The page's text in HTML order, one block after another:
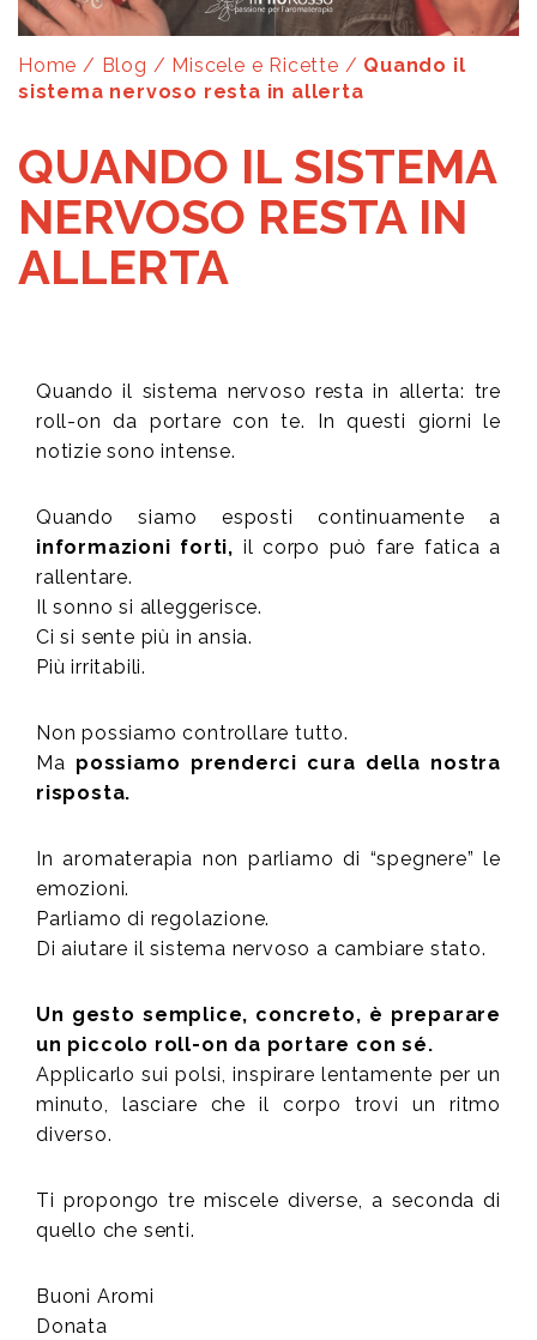
Home / Blog / Miscele e Ricette / Quando il
sistema nervoso resta in allerta
QUANDO IL SISTEMA
NERVOSO RESTA IN
ALLERTA
Quando il sistema nervoso resta in allerta: tre
roll-on da portare con te. In questi giorni le
notizie sono intense.
Quando siamo esposti continuamente a
informazioni forti, il corpo può fare fatica a
rallentare.
Il sonno si alleggerisce.
Ci si sente più in ansia.
Più irritabili.
Non possiamo controllare tutto.
Ma possiamo prenderci cura della nostra
risposta.
In aromaterapia non parliamo di “spegnere” le
emozioni.
Parliamo di regolazione.
Di aiutare il sistema nervoso a cambiare stato.
Un gesto semplice, concreto, è preparare
un piccolo roll-on da portare con sé.
Applicarlo sui polsi, inspirare lentamente per un
minuto, lasciare che il corpo trovi un ritmo
diverso.
Ti propongo tre miscele diverse, a seconda di
quello che senti.
Buoni Aromi
Donata